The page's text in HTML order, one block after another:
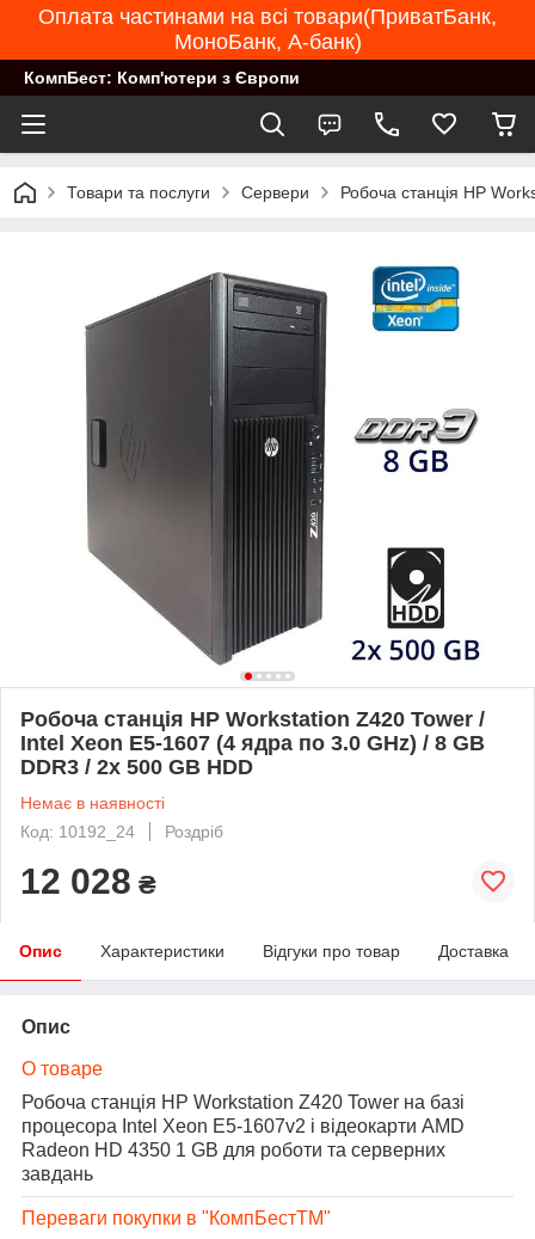
Оплата частинами на всі товари(ПриватБанк,
МоноБанк, А-банк)
КомпБест: Комп'ютери з Європи
Товари та послуги Сервери Робоча станція HP
Робоча станція HP Workstation Z420 Tower /
Intel Xeon E5-1607 (4 ядра по 3.0 GHz) / 8 GB
DDR3 / 2x 500 GB HDD
Немає в наявності
Код: 10192_24
Роздріб
12 028 ₴
Опис Характеристики Відгуки про товар Доставка
Опис
О товаре
Робоча станція HP Workstation Z420 Tower на базі
процесора Intel Xeon E5-1607v2 і відеокарти AMD
Radeon HD 4350 1 GB для роботи та серверних
завдань
Переваги покупки в "КомпБестTM"